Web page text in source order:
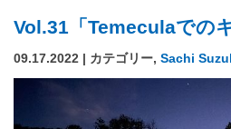
Vol.31「Temeculaでの
09.17.2022 | カテゴリー, Sachi